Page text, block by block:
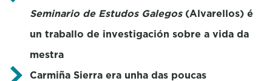
Seminario de Estudos Galegos(Alvarellos) é
un traballo de investigación sobre a vida da
mestra
Carmiña Sierra era unha das poucas